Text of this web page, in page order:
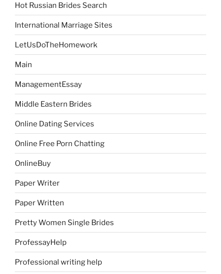
Hot Russian Brides Search
International Marriage Sites
LetUsDoTheHomework
Main
ManagementEssay
Middle Eastern Brides
Online Dating Services
Online Free Porn Chatting
OnlineBuy
Paper Writer
Paper Written
Pretty Women Single Brides
ProfessayHelp
Professional writing help